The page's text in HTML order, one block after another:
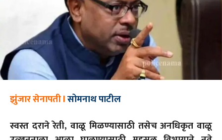
झुंजार सेनापती lसोमनाथ पाटील
स्वस्त दराने रेती,वाळू मिळण्यासाठी तसेच अनधिकृत वाळू